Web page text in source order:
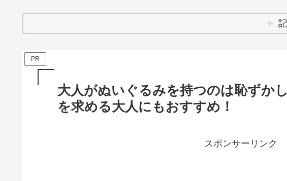
PR
大人がぬいぐるみを持つのは恥ずか
を求める大人にもおすすめ！
スポンサーリンク